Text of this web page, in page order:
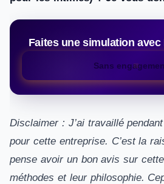
Faites une simulation avec
Sans
Disclaimer : J’ai travaillé
pour cette entreprise. C’est la
pense avoir un bon avis sur
méthodes et leur philosophie.